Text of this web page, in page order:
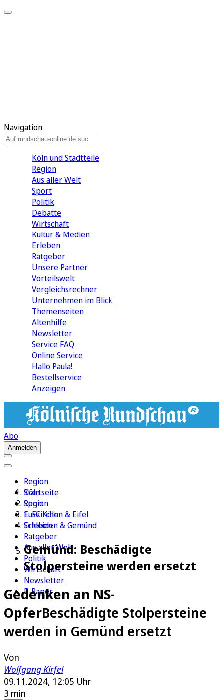
Navigation
Köln und Stadtteile
Region
Aus aller Welt
Sport
Politik
Debatte
Wirtschaft
Kultur & Medien
Erleben
Ratgeber
Unsere Partner
Vorteilswelt
Vergleichsrechner
Unternehmen im Blick
Themenseiten
Altenhilfe
Newsletter
Service FAQ
Online Service
Hallo Paula!
Bestellservice
Anzeigen
Abo
Anmelden
Region
Köln
Sport
1. FC Köln
Erleben
Ratgeber
Aus aller Welt
Politik
Wirtschaft
Newsletter
E-Paper
Startseite
Region
Euskirchen & Eifel
Schleiden & Gemünd
Gemünd: Beschädigte
Stolpersteine werden ersetzt
Gedenken an NS-
OpferBeschädigte Stolpersteine
werden in Gemünd ersetzt
Von
Wolfgang Kirfel
09.11.2024, 12:05 Uhr
3 min